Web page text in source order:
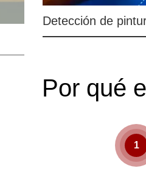
Prueba PT
Por qué
1